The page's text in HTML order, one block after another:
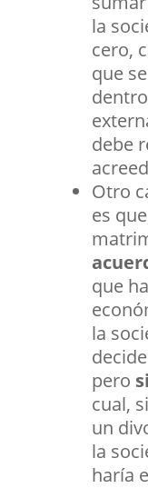
la
cero,
que
debe
Otro
es
que
la
pero
cual,
un
la
haría